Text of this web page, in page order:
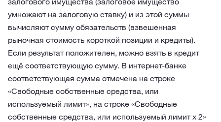
умножают на залоговую ставку) и из этой суммы
вычисляют сумму обязательств (взвешенная
рыночная стоимость короткой позиции и кредиты).
Если результат положителен, можно взять в кредит
ещё соответствующую сумму. В интернет-банке
соответствующая сумма отмечена на строке
«Свободные собственные средства, или
используемый лимит», на строке «Свободные
собственные средства, или используемый лимит х 2»